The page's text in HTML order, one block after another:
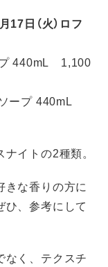
17日（火）ロフ
プ 440mL 1,100
ープ 440mL
イトの2種類。
きな香りの方に
ひ、参考にして
なく、テクスチ